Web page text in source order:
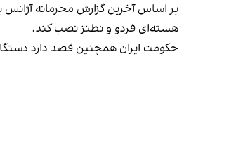
بر اساس آخرین گزارش‌ محرمانه آژانس
هسته‌ای فردو و نطنز نصب کند.
حکومت ایران همچنین قصد دارد